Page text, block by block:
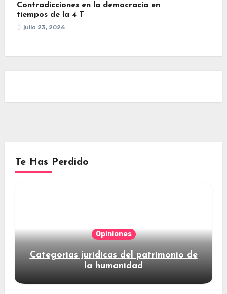
Contradicciones en la democracia en
tiempos de la 4 T
julio 23, 2026
Te Has Perdido
Opiniones
Categorías jurídicas del patrimonio de
la humanidad